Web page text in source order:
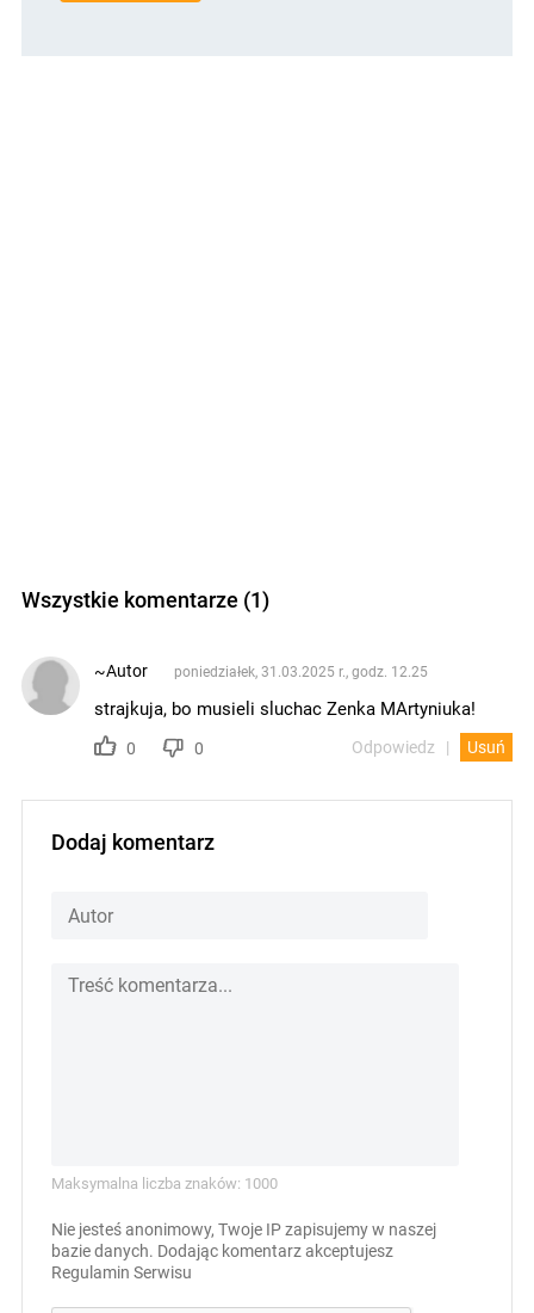
Wszystkie komentarze (1)
~Autor poniedziałek, 31.03.2025 r., godz. 12.25
strajkuja, bo musieli sluchac Zenka MArtyniuka!
0 0 Odpowiedz Usuń
Dodaj komentarz
Maksymalna liczba znaków: 1000
Nie jesteś anonimowy, Twoje IP zapisujemy w naszej
bazie danych. Dodając komentarz akceptujesz
Regulamin Serwisu